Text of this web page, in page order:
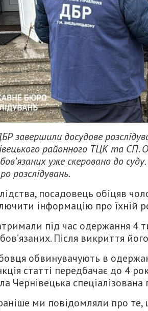
завершили досудове
районного ТЦК та
уже скеровано до
розслідувань.
посадовець обіцяв
інформацію про їхній
під час одержання 4
Після викриття
обвинувачують в
статті передбачає до 4
Чернівецька
ми повідомляли про те,